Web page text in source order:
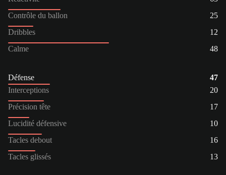
Contrôle du ballon
25
Dribbles
12
Calme
48
Défense
47
Interceptions
20
Précision tête
17
Lucidité défensive
10
Tacles debout
16
Tacles glissés
13